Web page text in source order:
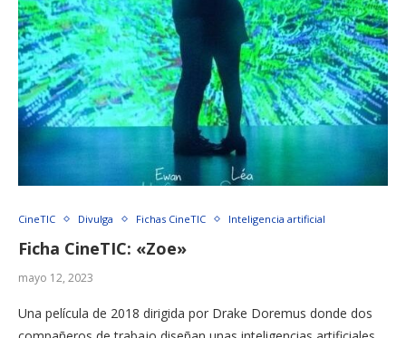
CineTIC Divulga Fichas CineTIC Inteligencia artificial
Ficha CineTIC: «Zoe»
mayo 12, 2023
Una película de 2018 dirigida por Drake Doremus donde dos